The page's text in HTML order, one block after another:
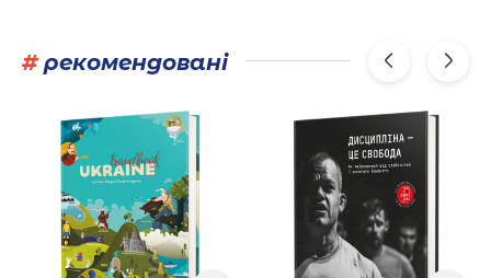
#рекомендовані